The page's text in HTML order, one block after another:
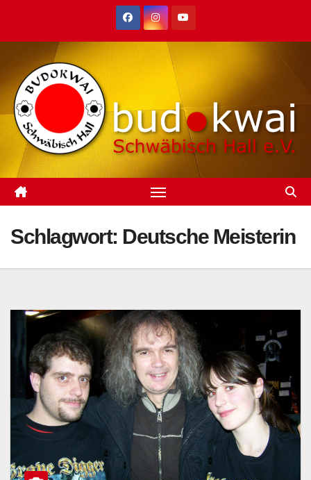
Schlagwort: Deutsche Meisterin